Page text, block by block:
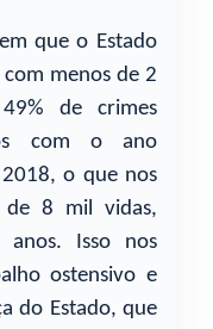
que o Estado
menos de 2
de crimes
com o ano
o que nos
de 8 mil vidas,
anos. Isso nos
ostensivo e
do Estado, que